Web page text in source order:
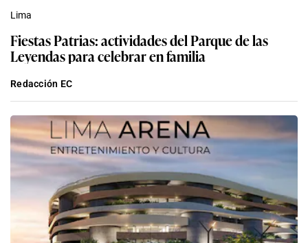
Lima
Fiestas Patrias: actividades del Parque de las
Leyendas para celebrar en familia
Redacción EC